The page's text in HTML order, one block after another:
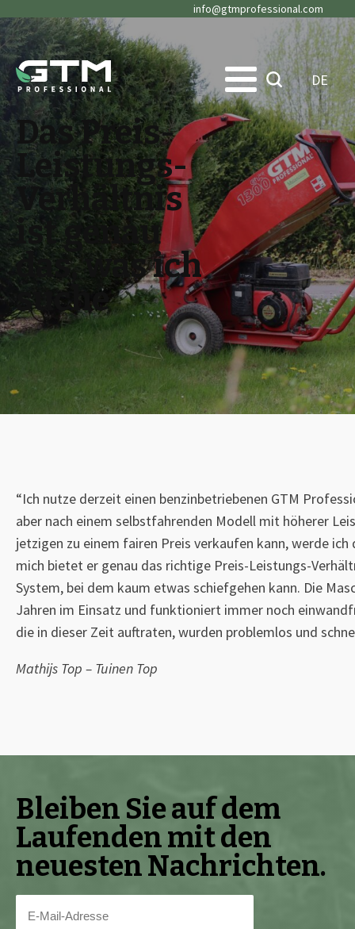
info@gtmprofessional.com
DE
Das Preis-
Leistungs-
Verhältnis
ist genau
das, was ich
suche
“Ich nutze derzeit einen benzinbetriebenen GTM
aber nach einem selbstfahrenden Modell mit höherer
jetzigen zu einem fairen Preis verkaufen kann, werde ich
mich bietet er genau das richtige Preis-Leistungs-
System, bei dem kaum etwas schiefgehen kann. Die
Jahren im Einsatz und funktioniert immer noch
die in dieser Zeit auftraten, wurden problemlos und
Mathijs Top – Tuinen Top
Bleiben Sie auf dem
Laufenden mit den
neuesten Nachrichten.
Mail-